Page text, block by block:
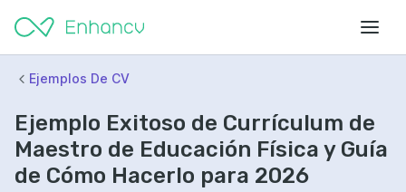
Ejemplos De CV
Ejemplo Exitoso de Currículum de
Maestro de Educación Física y Guía
de Cómo Hacerlo para 2026